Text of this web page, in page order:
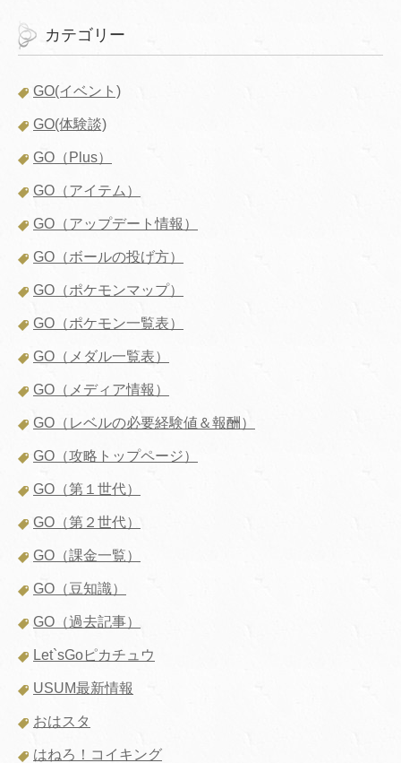
カテゴリー
GO(イベント)
GO(体験談)
GO（Plus）
GO（アイテム）
GO（アップデート情報）
GO（ボールの投げ方）
GO（ポケモンマップ）
GO（ポケモン一覧表）
GO（メダル一覧表）
GO（メディア情報）
GO（レベルの必要経験値＆報酬）
GO（攻略トップページ）
GO（第１世代）
GO（第２世代）
GO（課金一覧）
GO（豆知識）
GO（過去記事）
Let`sGoピカチュウ
USUM最新情報
おはスタ
はねろ！コイキング